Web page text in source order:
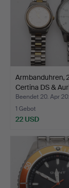
Armbanduhren,
Certina DS &
Beendet 20. Apr
1 Gebot
22 USD